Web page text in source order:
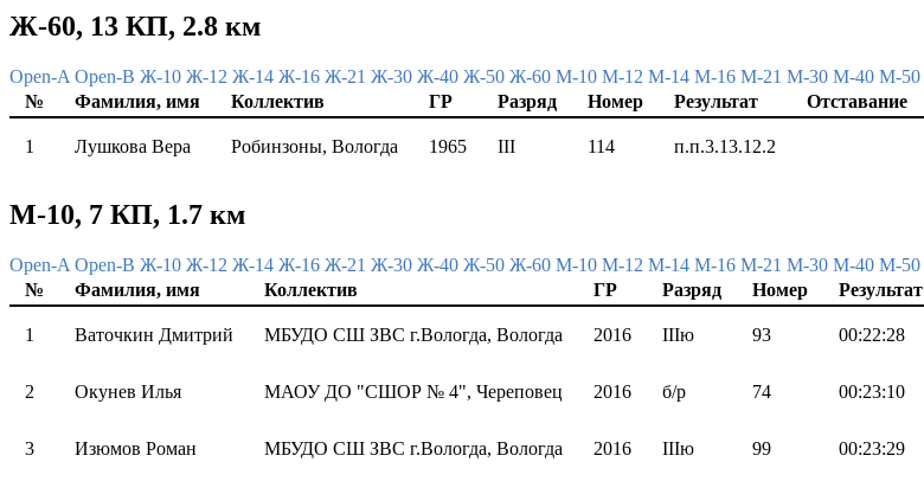
Ж-60, 13 КП, 2.8 км
Open-A Open-B Ж-10 Ж-12 Ж-14 Ж-16 Ж-21 Ж-30 Ж-40 Ж-50 Ж-60 М-10 М-12 М-14 М-16 М-21 М-30 М-40 М-50
№
Фамилия, имя Коллектив ГР Разряд Номер Результат Отставание
1 Лушкова Вера Робинзоны, Вологда 1965 III 114 п.п.3.13.12.2
М-10, 7 КП, 1.7 км
Open-A Open-B Ж-10 Ж-12 Ж-14 Ж-16 Ж-21 Ж-30 Ж-40 Ж-50 Ж-60 М-10 М-12 М-14 М-16 М-21 М-30 М-40 М-50
№
Фамилия, имя Коллектив ГР Разряд Номер Результат
1 Ваточкин Дмитрий МБУДО СШ ЗВС г.Вологда, Вологда 2016 IIIю 93 00:22:28
2 Окунев Илья МАОУ ДО "СШОР № 4", Череповец 2016 б/р 74 00:23:10
3 Изюмов Роман МБУДО СШ ЗВС г.Вологда, Вологда 2016 IIIю 99 00:23:29